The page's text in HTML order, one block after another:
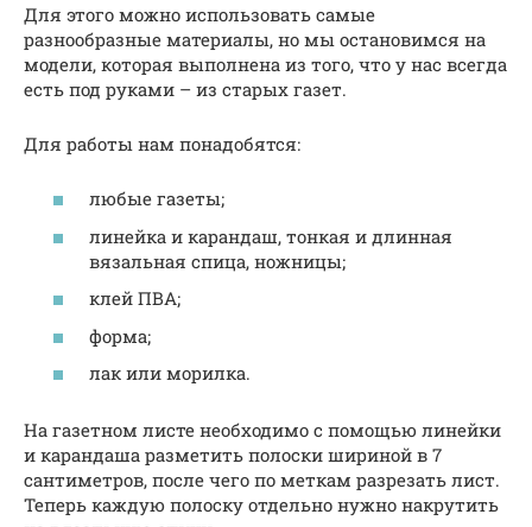
Для этого можно использовать самые
разнообразные материалы, но мы остановимся на
модели, которая выполнена из того, что у нас всегда
есть под руками – из старых газет.
Для работы нам понадобятся:
любые газеты;
линейка и карандаш, тонкая и длинная
вязальная спица, ножницы;
клей ПВА;
форма;
лак или морилка.
На газетном листе необходимо с помощью линейки
и карандаша разметить полоски шириной в 7
сантиметров, после чего по меткам разрезать лист.
Теперь каждую полоску отдельно нужно накрутить